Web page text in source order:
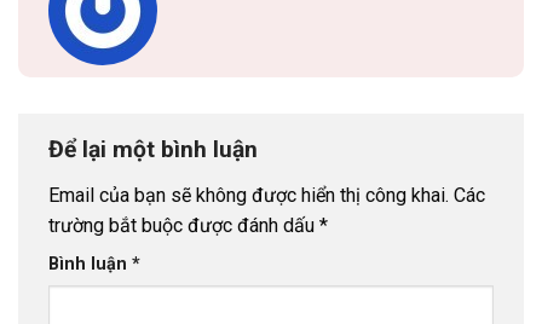
Để lại một bình luận
Email của bạn sẽ không được hiển thị công khai. Các
trường bắt buộc được đánh dấu *
Bình luận *